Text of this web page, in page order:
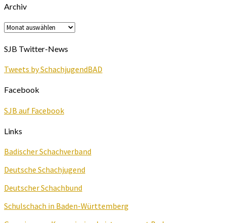
Archiv
Archiv
SJB Twitter-News
Tweets by SchachjugendBAD
Facebook
SJB auf Facebook
Links
Badischer Schachverband
Deutsche Schachjugend
Deutscher Schachbund
Schulschach in Baden-Württemberg